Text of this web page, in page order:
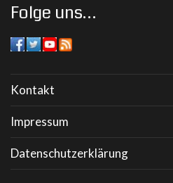
Folge uns…
Kontakt
Impressum
Datenschutzerklärung